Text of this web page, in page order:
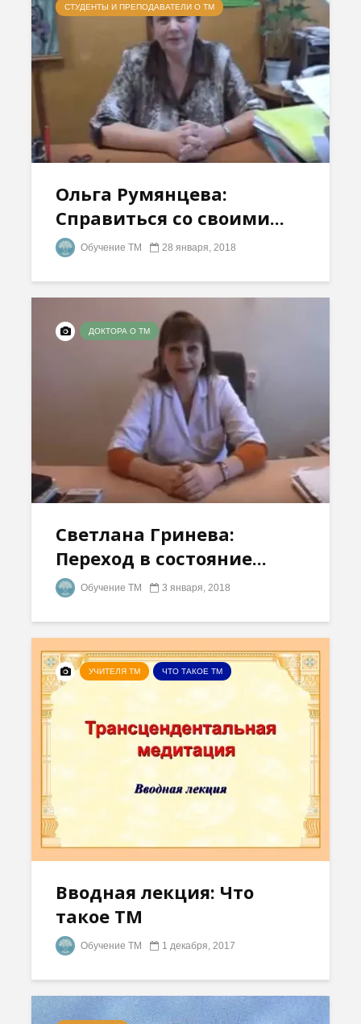
СТУДЕНТЫ И ПРЕПОДАВАТЕЛИ О ТМ
Ольга Румянцева:
Справиться со своими...
Обучение ТМ 28 января, 2018
ДОКТОРА О ТМ
Светлана Гринева:
Переход в состояние...
Обучение ТМ 3 января, 2018
УЧИТЕЛЯ ТМ ЧТО ТАКОЕ ТМ
Вводная лекция: Что
такое ТМ
Обучение ТМ 1 декабря, 2017